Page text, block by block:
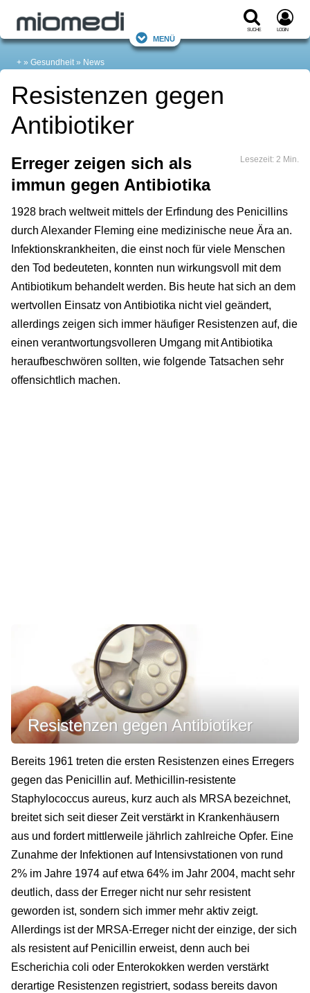
Suche Login
Menü
+ Gesundheit News
Resistenzen gegen
Antibiotiker
Lesezeit: 2 Min.
Erreger zeigen sich als
immun gegen Antibiotika
1928 brach weltweit mittels der Erfindung des Penicillins
durch Alexander Fleming eine medizinische neue Ära an.
Infektionskrankheiten, die einst noch für viele Menschen
den Tod bedeuteten, konnten nun wirkungsvoll mit dem
Antibiotikum behandelt werden. Bis heute hat sich an dem
wertvollen Einsatz von Antibiotika nicht viel geändert,
allerdings zeigen sich immer häufiger Resistenzen auf, die
einen verantwortungsvolleren Umgang mit Antibiotika
heraufbeschwören sollten, wie folgende Tatsachen sehr
offensichtlich machen.
Resistenzen gegen Antibiotiker
Bereits 1961 treten die ersten Resistenzen eines Erregers
gegen das Penicillin auf. Methicillin-resistente
Staphylococcus aureus, kurz auch als MRSA bezeichnet,
breitet sich seit dieser Zeit verstärkt in Krankenhäusern
aus und fordert mittlerweile jährlich zahlreiche Opfer. Eine
Zunahme der Infektionen auf Intensivstationen von rund
2% im Jahre 1974 auf etwa 64% im Jahr 2004, macht sehr
deutlich, dass der Erreger nicht nur sehr resistent
geworden ist, sondern sich immer mehr aktiv zeigt.
Allerdings ist der MRSA-Erreger nicht der einzige, der sich
als resistent auf Penicillin erweist, denn auch bei
Escherichia coli oder Enterokokken werden verstärkt
derartige Resistenzen registriert, sodass bereits davon